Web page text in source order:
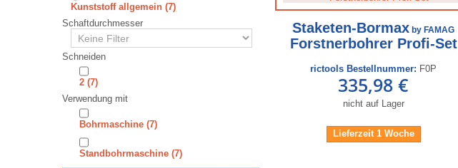
Kunststoff allgemein (7)
Schaftdurchmesser
Schneiden
2 (7)
Verwendung mit
Bohrmaschine (7)
Standbohrmaschine (7)
Staketen-Bormax by FAMAG
Forstnerbohrer Profi-Set
rictools Bestellnummer: F0P
335,98 €
nicht auf Lager
Lieferzeit 1 Woche